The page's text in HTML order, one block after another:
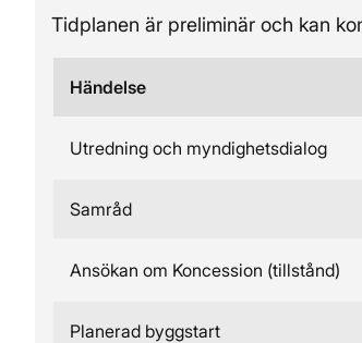
Tidplanen är preliminär och kan
Händelse
Utredning och myndighetsdialog
Samråd
Ansökan om Koncession (tillstånd)
Planerad byggstart